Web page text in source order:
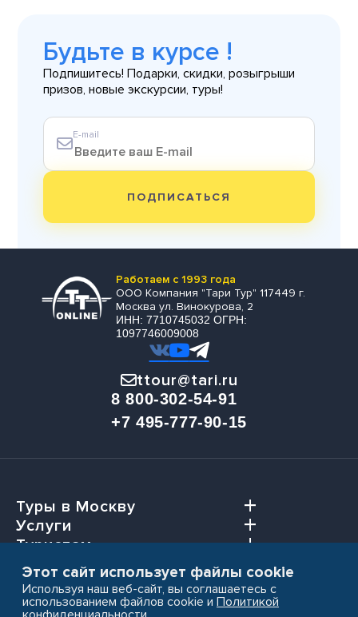
Будьте в курсе !
Подпишитесь! Подарки, скидки, розыгрыши
призов, новые экскурсии, туры!
E-mail
ПОДПИСАТЬСЯ
Работаем с 1993 года
ООО Компания "Тари Тур" 117449 г.
Москва ул. Винокурова, 2
ИНН: 7710745032 ОГРН:
1097746009008
ttour@tari.ru
8 800-302-54-91
+7 495-777-90-15
Туры в Москву
Услуги
Туристам
Агентствам
Этот сайт использует файлы cookie
Используя наш веб-сайт, вы соглашаетесь с
использованием файлов cookie и Политикой